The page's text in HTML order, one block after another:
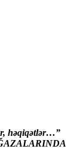
həqiqətlər…”